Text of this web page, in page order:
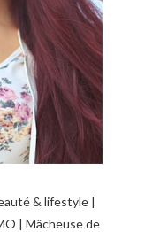
& lifestyle |
| Mâcheuse de